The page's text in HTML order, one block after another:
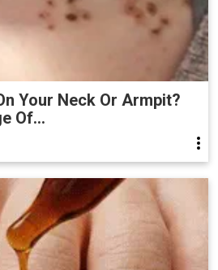
Your Neck Or Armpit?
Of...